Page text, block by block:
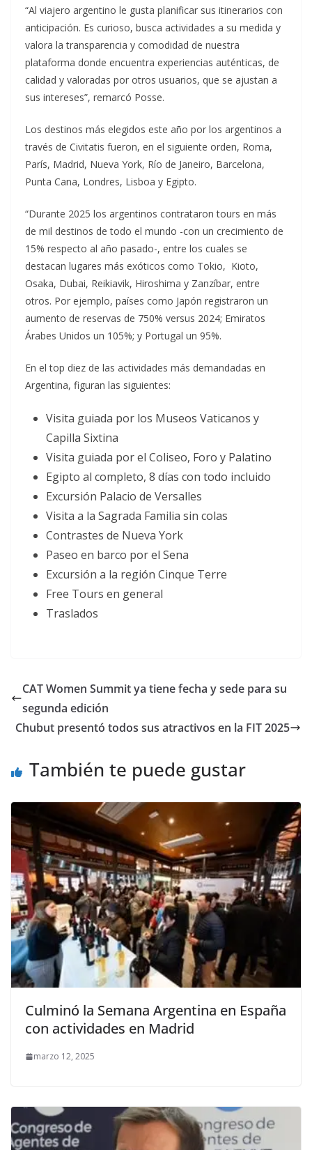
“Al viajero argentino le gusta planificar sus itinerarios con
anticipación. Es curioso, busca actividades a su medida y
valora la transparencia y comodidad de nuestra
plataforma donde encuentra experiencias auténticas, de
calidad y valoradas por otros usuarios, que se ajustan a
sus intereses”, remarcó Posse.
Los destinos más elegidos este año por los argentinos a
través de Civitatis fueron, en el siguiente orden, Roma,
París, Madrid, Nueva York, Río de Janeiro, Barcelona,
Punta Cana, Londres, Lisboa y Egipto.
“Durante 2025 los argentinos contrataron tours en más
de mil destinos de todo el mundo -con un crecimiento de
15% respecto al año pasado-, entre los cuales se
destacan lugares más exóticos como Tokio, Kioto,
Osaka, Dubai, Reikiavik, Hiroshima y Zanzíbar, entre
otros. Por ejemplo, países como Japón registraron un
aumento de reservas de 750% versus 2024; Emiratos
Árabes Unidos un 105%; y Portugal un 95%.
En el top diez de las actividades más demandadas en
Argentina, figuran las siguientes:
Visita guiada por los Museos Vaticanos y
Capilla Sixtina
Visita guiada por el Coliseo, Foro y Palatino
Egipto al completo, 8 días con todo incluido
Excursión Palacio de Versalles
Visita a la Sagrada Familia sin colas
Contrastes de Nueva York
Paseo en barco por el Sena
Excursión a la región Cinque Terre
Free Tours en general
Traslados
CAT Women Summit ya tiene fecha y sede para su
segunda edición
Chubut presentó todos sus atractivos en la FIT 2025
También te puede gustar
Culminó la Semana Argentina en España
con actividades en Madrid
marzo 12, 2025